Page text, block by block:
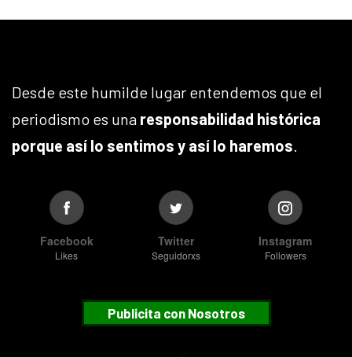
Desde este humilde lugar entendemos que el
periodismo es una responsabilidad histórica
porque así lo sentimos y así lo haremos.
Facebook
Likes
Twitter
Seguidorxs
Instagram
Followers
Publicita con Nosotros